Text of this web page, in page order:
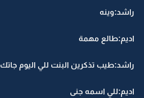
راشد:وينه
اديم:طالع مهمة
راشد:طيب تذكرين البنت للي اليوم جاتك
اديم:للي اسمه جنى